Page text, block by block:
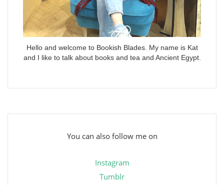
Hello and welcome to Bookish Blades. My name is Kat
and I like to talk about books and tea and Ancient Egypt.
You can also follow me on
Instagram
Tumblr